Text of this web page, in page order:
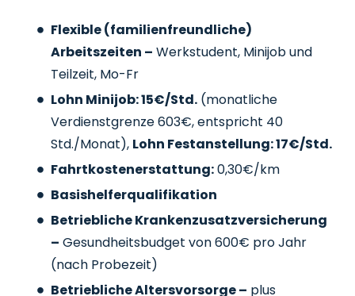
Flexible (familienfreundliche)
Arbeitszeiten – Werkstudent, Minijob und
Teilzeit, Mo-Fr
Lohn Minijob: 15€/Std. (monatliche
Verdienstgrenze 603€, entspricht 40
Std./Monat), Lohn Festanstellung: 17€/Std.
Fahrtkostenerstattung:0,30€/km
Basishelferqualifikation
Betriebliche Krankenzusatzversicherung
– Gesundheitsbudget von 600€ pro Jahr
(nach Probezeit)
Betriebliche Altersvorsorge – plus